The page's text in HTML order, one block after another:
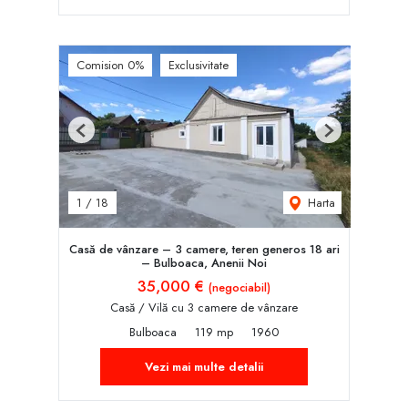
Comision 0% Exclusivitate
1 / 18 Harta
Previous Next
Casă de vânzare – 3 camere, teren generos 18 ari
– Bulboaca, Anenii Noi
35,000 € (negociabil)
Casă / Vilă cu 3 camere de vânzare
Bulboaca
119 mp
1960
Vezi mai multe detalii